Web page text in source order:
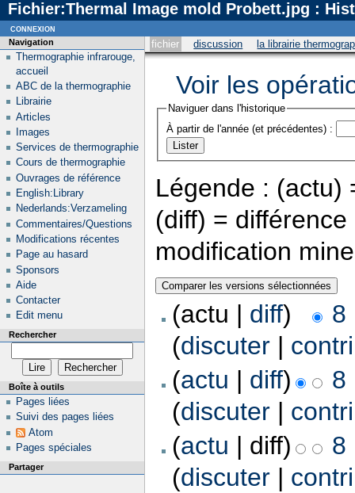
Fichier:Thermal Image mold Probett.jpg :
fichier discussion la librairie
Voir les
Naviguer dans l'historique
À partir de l'année (et précédentes) :
Légende : (actu)
(diff) =
modification
(actu | diff)
8
(discuter|
(actu | diff)
8
(discuter|
(actu | diff)
8
(discuter|
Navigation
Thermographie infrarouge,
accueil
ABC de la thermographie
Librairie
Articles
Images
Services de thermographie
Cours de thermographie
Ouvrages de référence
English:Library
Nederlands:Verzameling
Commentaires/Questions
Modifications récentes
Page au hasard
Sponsors
Aide
Contacter
Edit menu
Rechercher
Boîte à outils
Pages liées
Suivi des pages liées
Atom
Pages spéciales
Partager
connexion